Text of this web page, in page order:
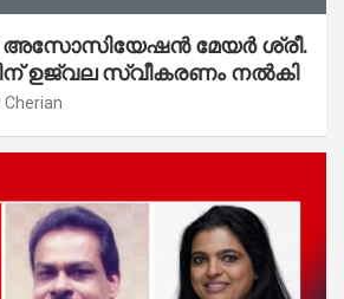
മേയർ ശ്രീ.
വി. വി. രാജേഷിന് ഉജ്വല സ്വീകരണം നൽകി
Cherian